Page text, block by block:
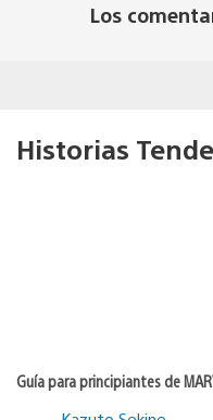
Los
Historias
Guía para principiantes de